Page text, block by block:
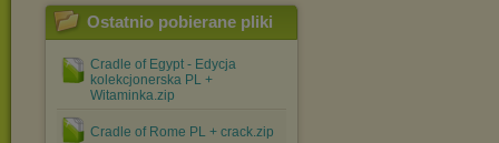
Ostatnio pobierane pliki
Cradle of Egypt - Edycja
kolekcjonerska PL +
Witaminka.zip
Cradle of Rome PL + crack.zip